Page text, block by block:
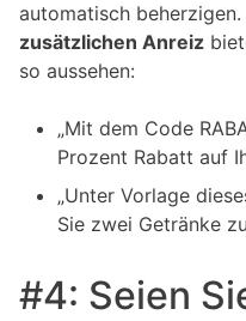
automatisch
zusätzlichen Anreiz
so aussehen:
„Mit dem Code
Prozent Rabatt auf
„Unter Vorlage
Sie zwei Getränke
#4: Seien